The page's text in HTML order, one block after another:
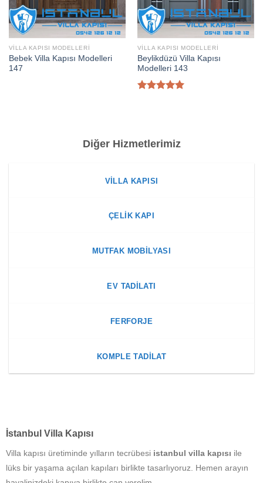
VILLA KAPISI MODELLERI
Bebek Villa Kapısı Modelleri
147
VILLA KAPISI MODELLERI
Beylikdüzü Villa Kapısı
Modelleri 143
Diğer Hizmetlerimiz
VILLA KAPISI
ÇELIK KAPI
MUTFAK MOBILYASI
EV TADILATI
FERFORJE
KOMPLE TADILAT
İstanbul Villa Kapısı
Villa kapısı üretiminde yılların tecrübesi istanbul villa kapısı ile
lüks bir yaşama açılan kapıları birlikte tasarlıyoruz. Hemen arayın